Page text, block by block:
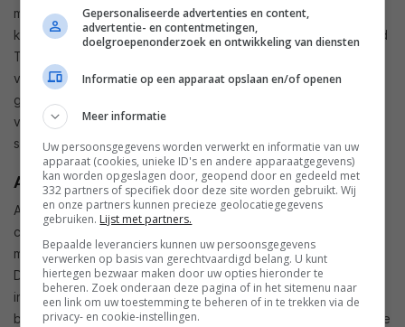
meeneemt’, dan zullen er films opgenoemd worden die voor
kinderen geschikt zijn. Geef je daarna aan dat je bijvoorbeeld
The Jungle Book ‘wil zien’, dan koopt Assistant de kaartjes
voor je. Vraag je aan het apparaat of de film eigenlijk wel
goed is, dan krijg je recensies, cijfers en zelfs een trailer
voorgeschoteld – op dit moment lijkt niets te gek voor de
speaker.
Allo
Allo is een nieuwe chatapplicatie van Google. Het wordt een
complete ervaring, waarin je kunt chatten met je vrienden en
met bots en gebruik kunt maken van emoji, stickers en meer.
Dankzij de integratie van Google Assistant kan de ervaring
interactief worden, in de vorm van de bots, zoals je die
bijvoorbeeld ook in Facebook Messenger kan terugvinden. Je
Gepersonaliseerde advertenties en content,
advertentie- en contentmetingen,
doelgroepenonderzoek en ontwikkeling van diensten
Informatie op een apparaat opslaan en/of openen
Meer informatie
Uw persoonsgegevens worden verwerkt en informatie van uw
apparaat (cookies, unieke ID's en andere apparaatgegevens)
kan worden opgeslagen door, geopend door en gedeeld met
332 partners of specifiek door deze site worden gebruikt. Wij
en onze partners kunnen precieze geolocatiegegevens
gebruiken. Lijst met partners.
Bepaalde leveranciers kunnen uw persoonsgegevens
verwerken op basis van gerechtvaardigd belang. U kunt
hiertegen bezwaar maken door uw opties hieronder te
beheren. Zoek onderaan deze pagina of in het sitemenu naar
een link om uw toestemming te beheren of in te trekken via de
privacy- en cookie-instellingen.